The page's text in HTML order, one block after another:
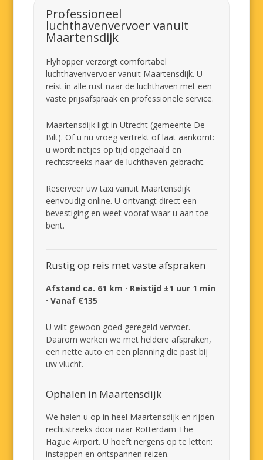
Professioneel
luchthavenvervoer vanuit
Maartensdijk
Flyhopper verzorgt comfortabel
luchthavenvervoer vanuit Maartensdijk. U
reist in alle rust naar de luchthaven met een
vaste prijsafspraak en professionele service.
Maartensdijk ligt in Utrecht (gemeente De
Bilt). Of u nu vroeg vertrekt of laat aankomt:
u wordt netjes op tijd opgehaald en
rechtstreeks naar de luchthaven gebracht.
Reserveer uw taxi vanuit Maartensdijk
eenvoudig online. U ontvangt direct een
bevestiging en weet vooraf waar u aan toe
bent.
Rustig op reis met vaste afspraken
Afstand ca. 61 km · Reistijd ±1 uur 1 min
· Vanaf €135
U wilt gewoon goed geregeld vervoer.
Daarom werken we met heldere afspraken,
een nette auto en een planning die past bij
uw vlucht.
Ophalen in Maartensdijk
We halen u op in heel Maartensdijk en rijden
rechtstreeks door naar Rotterdam The
Hague Airport. U hoeft nergens op te letten:
instappen en ontspannen reizen.